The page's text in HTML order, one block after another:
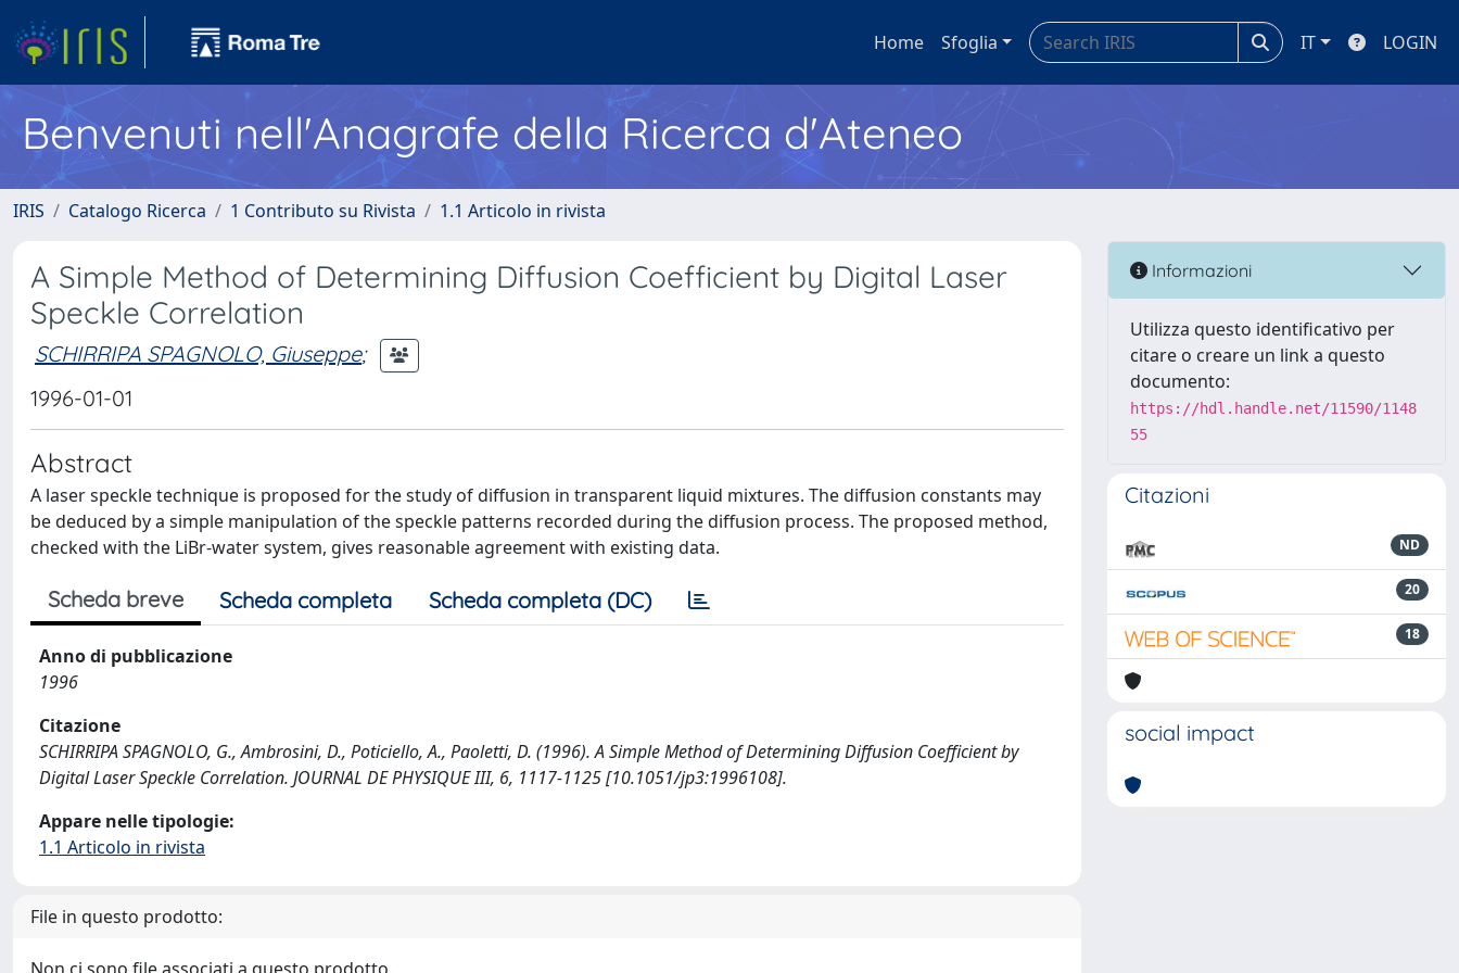
Home Sfoglia IT LOGIN
Benvenuti nell'Anagrafe della Ricerca d'Ateneo
IRIS Catalogo Ricerca 1 Contributo su Rivista 1.1 Articolo in rivista
A Simple Method of Determining Diffusion Coefficient by Digital Laser
Speckle Correlation
SCHIRRIPA SPAGNOLO, Giuseppe;
1996-01-01
Abstract
A laser speckle technique is proposed for the study of diffusion in transparent liquid mixtures. The diffusion constants may
be deduced by a simple manipulation of the speckle patterns recorded during the diffusion process. The proposed method,
checked with the LiBr-water system, gives reasonable agreement with existing data.
Scheda breve Scheda completa Scheda completa (DC)
Anno di pubblicazione
1996
Citazione
SCHIRRIPA SPAGNOLO, G., Ambrosini, D., Poticiello, A., Paoletti, D. (1996). A Simple Method of Determining Diffusion Coefficient by
Digital Laser Speckle Correlation. JOURNAL DE PHYSIQUE III, 6, 1117-1125 [10.1051/jp3:1996108].
Appare nelle tipologie:
1.1 Articolo in rivista
File in questo prodotto:
Informazioni
Utilizza questo identificativo per
citare o creare un link a questo
documento:
https://hdl.handle.net/11590/1148
55
Citazioni
ND
20
18
social impact